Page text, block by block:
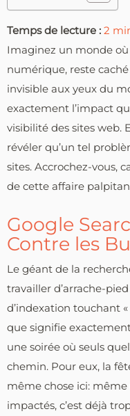
Temps de lecture : 2
Imaginez un monde
numérique, reste
invisible aux yeux du
exactement l’impact
visibilité des sites web.
révéler qu’un tel
sites. Accrochez-vous,
de cette affaire
Google
Contre les
Le géant de la
travailler d’arrache-
d’indexation touchant
que signifie
une soirée où seuls
chemin. Pour eux, la
même chose ici:
impactés, c’est déjà